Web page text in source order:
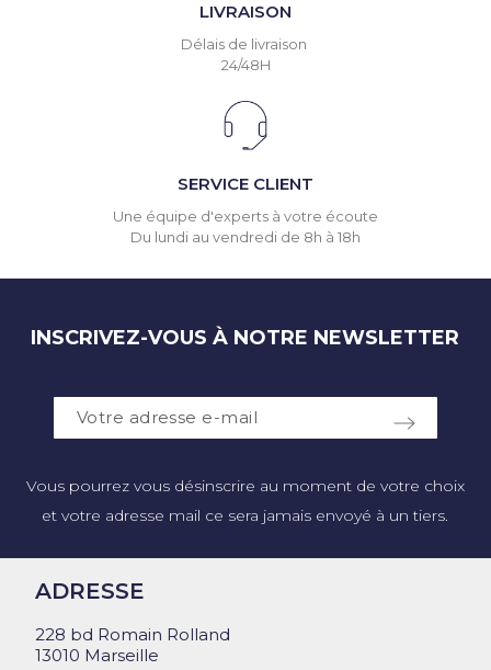
LIVRAISON
Délais de livraison
24/48H
SERVICE CLIENT
Une équipe d'experts à votre écoute
Du lundi au vendredi de 8h à 18h
INSCRIVEZ-VOUS À NOTRE NEWSLETTER
Vous pourrez vous désinscrire au moment de votre choix
et votre adresse mail ce sera jamais envoyé à un tiers.
ADRESSE
228 bd Romain Rolland
13010 Marseille